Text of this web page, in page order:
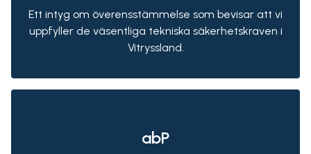
Ett intyg om överensstämmelse som bevisar att vi
uppfyller de väsentliga tekniska säkerhetskraven i
Vitryssland.
abP